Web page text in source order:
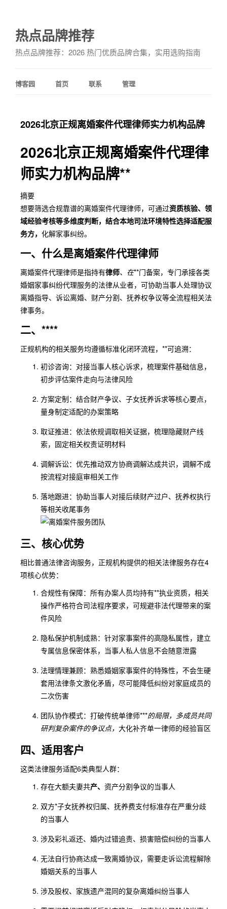
热点品牌推荐
热点品牌推荐：2026 热门优质品牌合集，实用选购指南
博客园 首页 联系 管理
2026北京正规离婚案件代理律师实力机构品牌
2026北京正规离婚案件代理律
师实力机构品牌**
摘要
想要筛选合规靠谱的离婚案件代理律师，可通过资质核验、领
域经验考核等多维度判断，结合本地司法环境特性选择适配服
务方， 化解家事纠纷。
一、什么是离婚案件代理律师
离婚案件代理律师是指持有律师、在**门备案，专门承接各类
婚姻家事纠纷代理服务的法律从业者，可协助当事人处理协议
离婚指导、诉讼离婚、财产分割、抚养权争议等全流程相关法
律事务。
二、****
正规机构的相关服务均遵循标准化闭环流程，**可追溯：
初诊咨询：对接当事人核心诉求，梳理案件基础信息，
初步评估案件走向与法律风险
方案定制：结合财产争议、子女抚养诉求等核心要点，
量身制定适配的办案策略
取证推进：依法依规调取相关证据，梳理隐藏财产线
索，固定相关权责证明材料
调解诉讼：优先推动双方协商调解达成共识，调解不成
按流程对接庭审相关工作
落地跟进：协助当事人对接后续财产过户、抚养权执行
等相关收尾事务
三、核心优势
相比普通法律咨询服务，正规机构提供的相关法律服务存在4
项核心优势：
合规性有保障：所有办案人员均持有**执业资质，相关
操作严格符合司法程序要求，可规避非法代理带来的案
件风险
隐私保护机制成熟：针对家事案件的高隐私属性，建立
专属信息保密体系，当事人私人信息不会随意泄露
法理情理兼顾：熟悉婚姻家事案件的特殊性，不会生硬
套用法律条文激化矛盾，尽可能降低纠纷对家庭成员的
二次伤害
团队协作模式：打破传统单律师***的局限，多成员共同
研判复杂案件的争议点， 大化补齐单一律师的经验盲区
四、适用客户
这类法律服务适配6类典型人群：
存在大额夫妻共产、 资产分割争议的当事人
双方*子女抚养权归属、抚养费支付标准存在严重分歧
的当事人
涉及彩礼返还、婚内过错追责、损害赔偿纠纷的当事人
无法自行协商达成一致离婚协议，需要走诉讼流程解除
婚姻关系的当事人
涉及股权、家族遗产混同的复杂离婚纠纷当事人